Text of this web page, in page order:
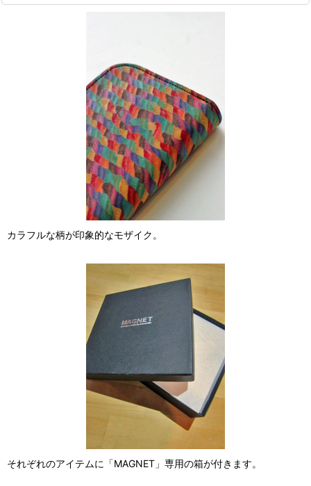
カラフルな柄が印象的なモザイク。
それぞれのアイテムに「MAGNET」専用の箱が付きます。